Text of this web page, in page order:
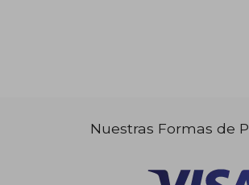
Nuestras Formas de